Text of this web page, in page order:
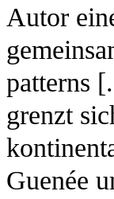
Autor
patterns
grenzt
Guenée